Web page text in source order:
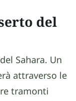
del
Sahara. Un
attraverso le
tramonti